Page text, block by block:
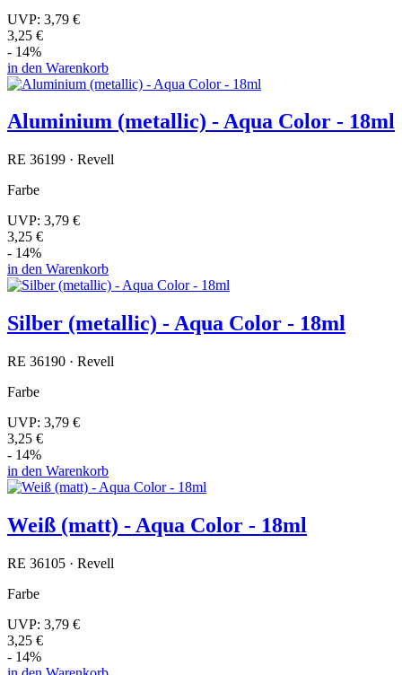
UVP: 3,79 €
3,25 €
- 14%
in den Warenkorb
Aluminium (metallic) - Aqua Color - 18ml
RE 36199 · Revell
Farbe
UVP: 3,79 €
3,25 €
- 14%
in den Warenkorb
Silber (metallic) - Aqua Color - 18ml
RE 36190 · Revell
Farbe
UVP: 3,79 €
3,25 €
- 14%
in den Warenkorb
Weiß (matt) - Aqua Color - 18ml
RE 36105 · Revell
Farbe
UVP: 3,79 €
3,25 €
- 14%